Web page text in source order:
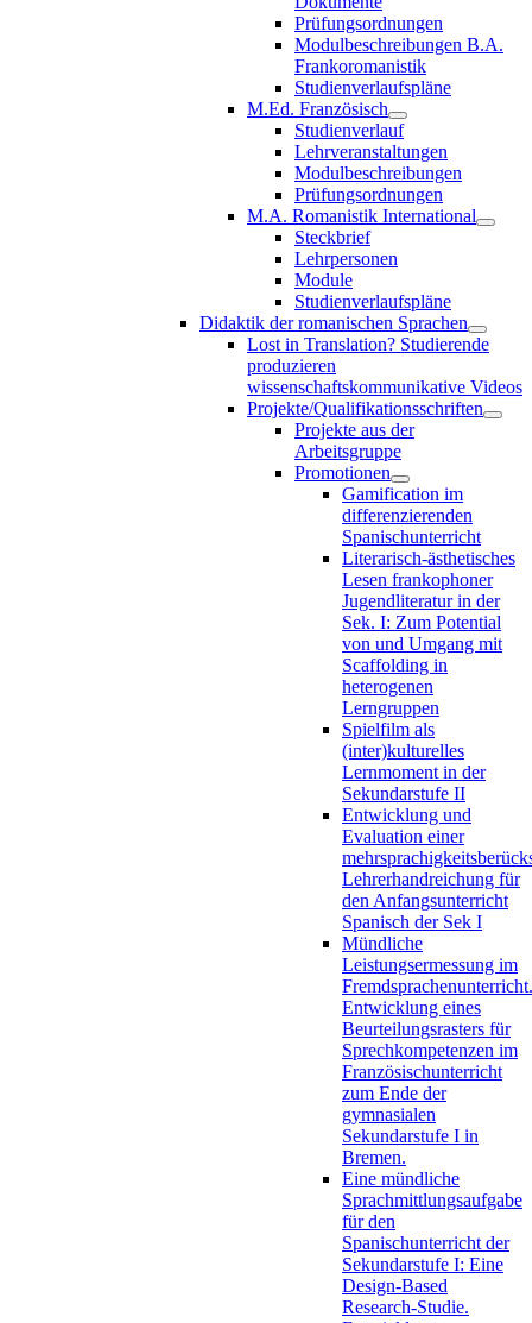
Prüfungsordnungen
Modulbeschreibungen B.A.
Frankoromanistik
Studienverlaufspläne
M.Ed. Französisch
Studienverlauf
Lehrveranstaltungen
Modulbeschreibungen
Prüfungsordnungen
M.A. Romanistik International
Steckbrief
Lehrpersonen
Module
Studienverlaufspläne
Didaktik der romanischen Sprachen
Lost in Translation? Studierende
produzieren
wissenschaftskommunikative Videos
Projekte/Qualifikationsschriften
Projekte aus der
Arbeitsgruppe
Promotionen
Gamification im
differenzierenden
Spanischunterricht
Literarisch-ästhetisches
Lesen frankophoner
Jugendliteratur in der
Sek. I: Zum Potential
von und Umgang mit
Scaffolding in
heterogenen
Lerngruppen
Spielfilm als
(inter)kulturelles
Lernmoment in der
Sekundarstufe II
Entwicklung und
Evaluation einer
Lehrerhandreichung für
den Anfangsunterricht
Spanisch der Sek I
Mündliche
Leistungsermessung im
Fremdsprachenunterricht.
Entwicklung eines
Beurteilungsrasters für
Sprechkompetenzen im
Französischunterricht
zum Ende der
gymnasialen
Sekundarstufe I in
Bremen.
Eine mündliche
Sprachmittlungsaufgabe
für den
Spanischunterricht der
Sekundarstufe I: Eine
Design-Based
Research-Studie.